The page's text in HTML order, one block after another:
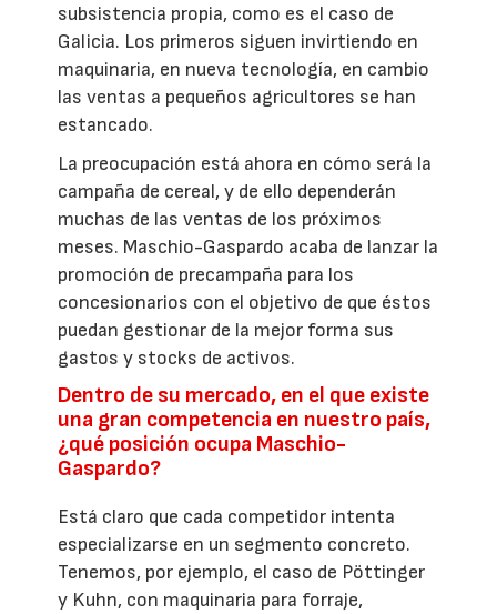
subsistencia propia, como es el caso de
Galicia. Los primeros siguen invirtiendo en
maquinaria, en nueva tecnología, en cambio
las ventas a pequeños agricultores se han
estancado.
La preocupación está ahora en cómo será la
campaña de cereal, y de ello dependerán
muchas de las ventas de los próximos
meses. Maschio-Gaspardo acaba de lanzar la
promoción de precampaña para los
concesionarios con el objetivo de que éstos
puedan gestionar de la mejor forma sus
gastos y stocks de activos.
Dentro de su mercado, en el que existe
una gran competencia en nuestro país,
¿qué posición ocupa Maschio-
Gaspardo?
Está claro que cada competidor intenta
especializarse en un segmento concreto.
Tenemos, por ejemplo, el caso de Pöttinger
y Kuhn, con maquinaria para forraje,